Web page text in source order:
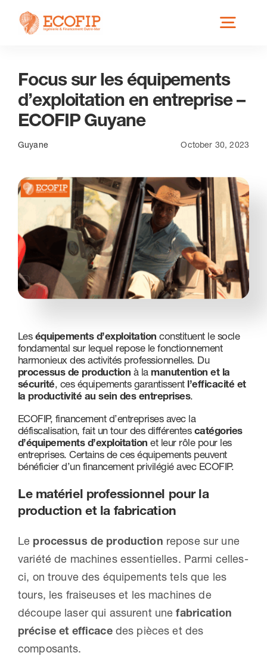
Skip
Qui est ECOFIP ?
Nos Services
Secteurs éligibles
Actus
Nous contacter
Focus sur les équipements
d’exploitation en entreprise –
ECOFIP Guyane
Guyane October 30, 2023
Les équipements d’exploitation constituent le socle
fondamental sur lequel repose le fonctionnement
harmonieux des activités professionnelles. Du
processus de production à la manutention et la
sécurité, ces équipements garantissent l’efficacité et
la productivité au sein des entreprises.
ECOFIP, financement d’entreprises avec la
défiscalisation, fait un tour des différentes catégories
d’équipements d’exploitation et leur rôle pour les
entreprises. Certains de ces équipements peuvent
bénéficier d’un financement privilégié avec ECOFIP.
Le matériel professionnel pour la
production et la fabrication
Le processus de production repose sur une
variété de machines essentielles. Parmi celles-
ci, on trouve des équipements tels que les
tours, les fraiseuses et les machines de
découpe laser qui assurent unefabrication
précise et efficacedes pièces et des
composants.